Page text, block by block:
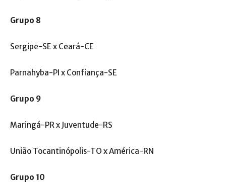
Grupo 8
Sergipe-SE x Ceará-CE
Parnahyba-PI x Confiança-SE
Grupo 9
Maringá-PR x Juventude-RS
União Tocantinópolis-TO x América-RN
Grupo 10